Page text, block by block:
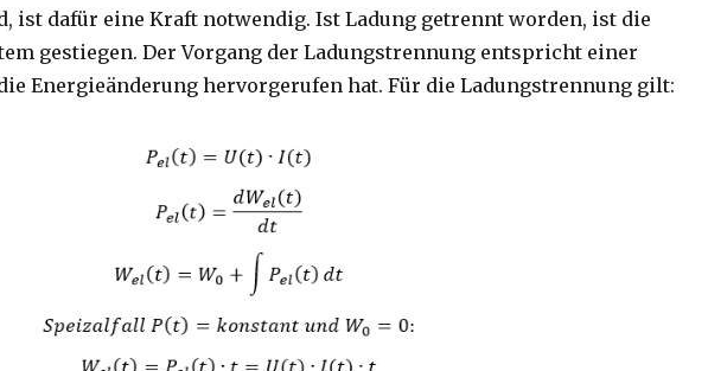
ist dafür eine Kraft notwendig. Ist Ladung getrennt worden, ist die
gestiegen. Der Vorgang der Ladungstrennung entspricht einer
Energieänderung hervorgerufen hat. Für die Ladungstrennung gilt: